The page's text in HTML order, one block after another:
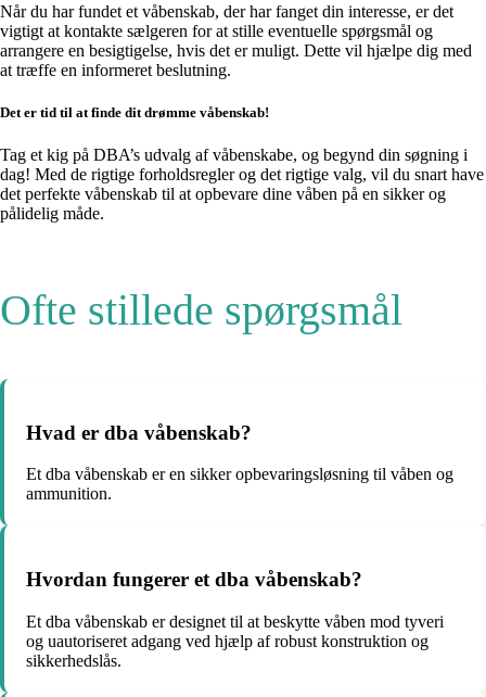
Når du har fundet et våbenskab, der har fanget din interesse, er det
vigtigt at kontakte sælgeren for at stille eventuelle spørgsmål og
arrangere en besigtigelse, hvis det er muligt. Dette vil hjælpe dig med
at træffe en informeret beslutning.
Det er tid til at finde dit drømme våbenskab!
Tag et kig på DBA’s udvalg af våbenskabe, og begynd din søgning i
dag! Med de rigtige forholdsregler og det rigtige valg, vil du snart have
det perfekte våbenskab til at opbevare dine våben på en sikker og
pålidelig måde.
Ofte stillede spørgsmål
Hvad er dba våbenskab?
Et dba våbenskab er en sikker opbevaringsløsning til våben og
ammunition.
Hvordan fungerer et dba våbenskab?
Et dba våbenskab er designet til at beskytte våben mod tyveri
og uautoriseret adgang ved hjælp af robust konstruktion og
sikkerhedslås.